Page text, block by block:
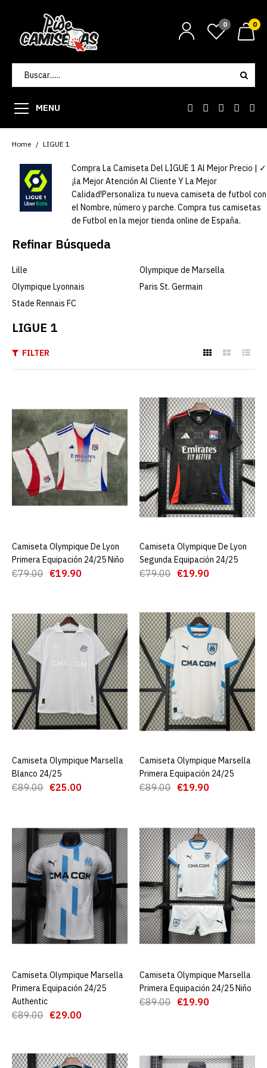
0 0
MENU
Home LIGUE 1
Compra La Camiseta Del LIGUE 1 Al Mejor Precio | ✓
¡la Mejor Atención Al Cliente Y La Mejor
Calidad!Personaliza tu nueva camiseta de futbol con
el Nombre, número y parche. Compra tus camisetas
de Futbol en la mejor tienda online de España.
Refinar Búsqueda
Lille
Olympique de Marsella
Olympique Lyonnais
Paris St. Germain
Stade Rennais FC
LIGUE 1
FILTER
Lyon Primera Equipación
24/25 Niño
€79.00 €19.90
AGREGAR AL CARRO
ADD TO COMPARE
Camiseta Olympique De
Lyon Segunda Equipación
€79.00 €19.90
AGREGAR AL CARRO
ADD TO COMPARE
ADD TO WISHLIST
Marsella Blanco 24/25
ADD TO COMPARE
ADD TO WISHLIST
Camiseta Olympique
Marsella Primera
Equipación 24/25
€89.00 €19.90
AGREGAR AL CARRO
AGREGAR AL CARRO
Camiseta Olympique De Lyon
Primera Equipación 24/25 Niño
€79.00 €19.90
AGREGAR AL CARRO
Camiseta Olympique De Lyon
Segunda Equipación 24/25
€79.00 €19.90
AGREGAR AL CARRO
Camiseta Olympique Marsella
Blanco 24/25
€89.00 €25.00
AGREGAR AL CARRO
Camiseta Olympique Marsella
Primera Equipación 24/25
€89.00 €19.90
AGREGAR AL CARRO
Camiseta Olympique Marsella
Primera Equipación 24/25
Authentic
€89.00 €29.00
AGREGAR AL CARRO
Camiseta Olympique Marsella
Primera Equipación 24/25 Niño
€89.00 €19.90